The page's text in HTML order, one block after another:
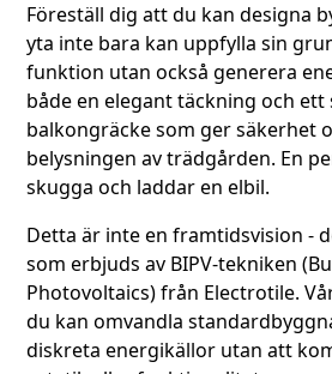
Föreställ dig att du kan designa
yta inte bara kan uppfylla sin
funktion utan också generera
både en elegant täckning och
balkongräcke som ger säkerhet
belysningen av trädgården. En
skugga och laddar en elbil.
Detta är inte en framtidsvision -
som erbjuds av BIPV-tekniken
Photovoltaics) från Electrotile.
du kan omvandla
diskreta energikällor utan att